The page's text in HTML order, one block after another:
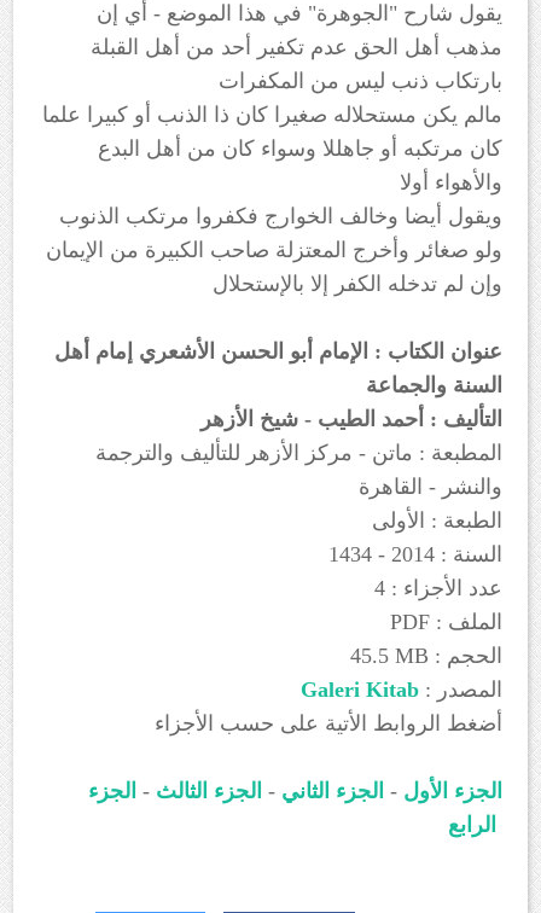
يقول شارح "الجوهرة" في هذا الموضع - أي إن
مذهب أهل الحق عدم تكفير أحد من أهل القبلة
بارتكاب ذنب ليس من المكفرات
مالم يكن مستحلاله صغيرا كان ذا الذنب أو كبيرا علما
كان مرتكبه أو جاهللا وسواء كان من أهل البدع
والأهواء أولا
ويقول أيضا وخالف الخوارج فكفروا مرتكب الذنوب
ولو صغائر وأخرج المعتزلة صاحب الكبيرة من الإيمان
وإن لم تدخله الكفر إلا بالإستحلال
عنوان الكتاب : الإمام أبو الحسن الأشعري إمام أهل
السنة والجماعة
التأليف : أحمد الطيب - شيخ الأزهر
المطبعة : ماتن - مركز الأزهر للتأليف والترجمة
والنشر - القاهرة
الطبعة : الأولى
السنة : 2014 - 1434
4 : عدد الأجزاء
PDF : الملف
45.5 MB : الحجم
Galeri Kitab
: المصدر
أضغط الروابط الأتية على حسب الأجزاء
الجزء الأول - الجزء الثاني - الجزء الثالث - الجزء
الرابع